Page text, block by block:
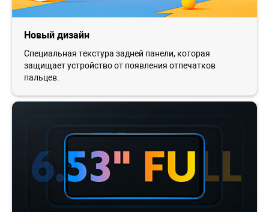
Новый дизайн
Специальная текстура задней панели, которая
защищает устройство от появления отпечатков
пальцев.